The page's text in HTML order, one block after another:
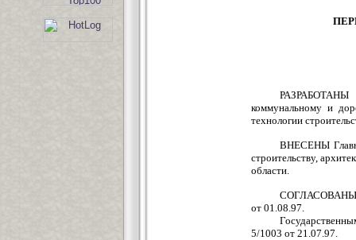
РАЗРАБОТАНЫ
коммунальному и
технологии
ВНЕСЕНЫ
строительству,
области.
СОГЛАСОВАНЫ
от 01.08.97.
5/1003 от 21.07.97.